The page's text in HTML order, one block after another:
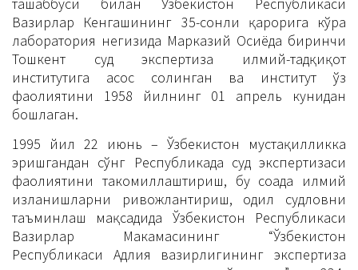
Вазирлар Кенгашининг 35-сонли қарорига кўра
лаборатория негизида Марказий Осиёда биринчи
Тошкент суд экспертиза илмий-тадқиқот
институтига асос солинган ва институт ўз
фаолиятини 1958 йилнинг 01 апрель кунидан
бошлаган.
1995 йил 22 июнь – Ўзбекистон мустақилликка
эришгандан сўнг Республикада суд экспертизаси
фаолиятини такомиллаштириш, бу соҳада илмий
изланишларни ривожлантириш, одил судловни
таъминлаш мақсадида Ўзбекистон Республикаси
Вазирлар Маҳкамасининг “Ўзбекистон
Республикаси Адлия вазирлигининг экспертиза